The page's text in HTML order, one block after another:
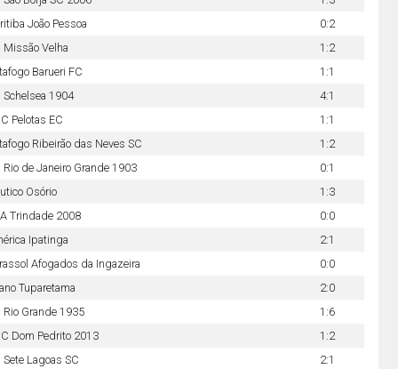
João Pessoa
0:2
Missão Velha
1:2
Barueri FC
1:1
Schelsea 1904
4:1
Pelotas EC
1:1
Ribeirão das Neves SC
1:2
Rio de Janeiro Grande 1903
0:1
Osório
1:3
Trindade 2008
0:0
Ipatinga
2:1
Afogados da Ingazeira
0:0
Tuparetama
2:0
Rio Grande 1935
1:6
Dom Pedrito 2013
1:2
Sete Lagoas SC
2:1